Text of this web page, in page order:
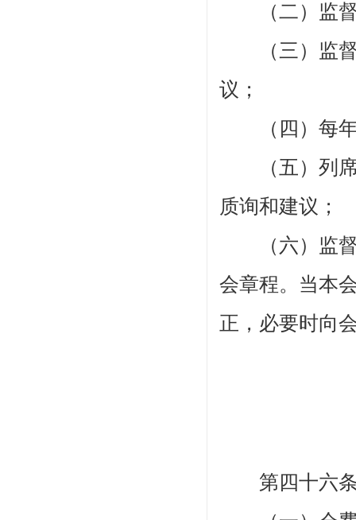
（二）监督
（三）监督
议；
（四）每年
（五）列席
质询和建议；
（六）监督
会章程。当本
正，必要时向
第四十六